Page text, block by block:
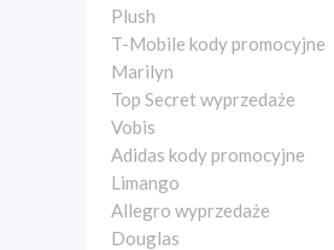
Plush
T-Mobile kody promocyjne
Marilyn
Top Secret wyprzedaże
Vobis
Adidas kody promocyjne
Limango
Allegro wyprzedaże
Douglas